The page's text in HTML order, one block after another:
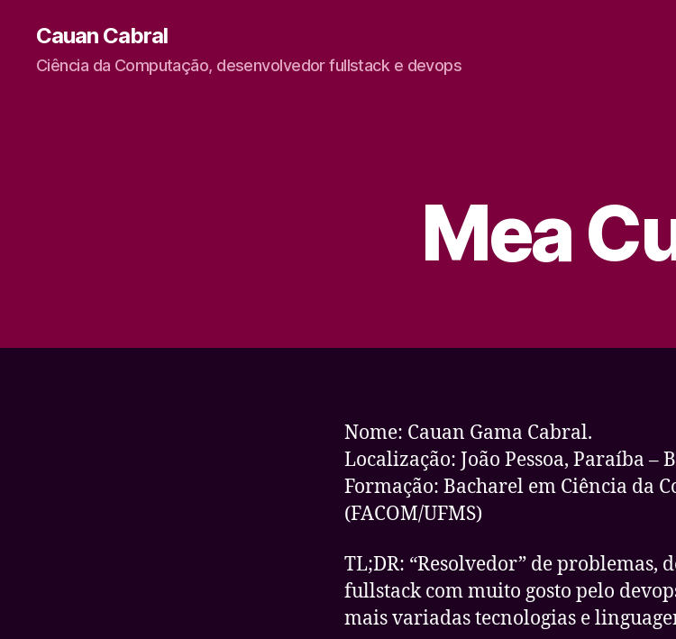
Cauan Cabral
Ciência da Computação, desenvolvedor fullstack e devops
Mea
Nome: Cauan Gama Cabral.
Localização: João Pessoa, Paraíba –
Formação: Bacharel em Ciência da
(FACOM/UFMS)
TL;DR: “Resolvedor” de problemas,
fullstack com muito gosto pelo
mais variadas tecnologias e